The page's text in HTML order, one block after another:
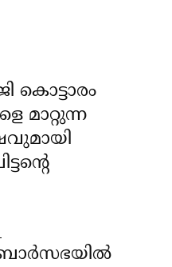
കൊട്ടാരം
മാറ്റുന്ന